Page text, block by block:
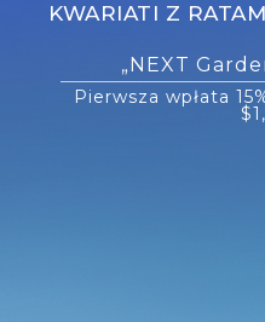
Pierwsza wpłata
„NEXT
KWARIATI Z